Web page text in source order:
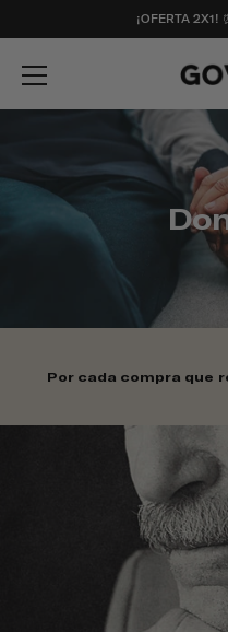
¡OFERTA
Por cada compra que